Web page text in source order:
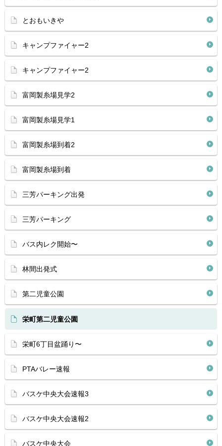
とおもいきや
キャンプファイャー2
キャンプファイャー2
富岡製糸場見学2
富岡製糸場見学1
富岡製糸場到着2
富岡製糸場到着
三芳パーキング出発
三芳パーキング
バス内レク開始〜
林間出発式
第二児童公園
栄町第二児童公園
栄町6丁目盆踊り〜
PTAバレー速報
バスケ中央大会速報3
バスケ中央大会速報2
バスケ中央大会